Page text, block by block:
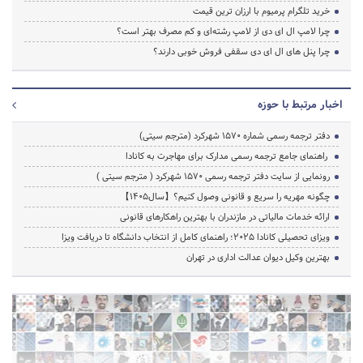
خرید تلگرام پرمیوم با ارزان ترین قیمت
چرا لامپ ال ای دی از لامپ رشته‌ای و کم مصرف بهتر است؟
چرا پنل های ال ای دی سقفی فروش خوبی دارند؟
اخبار مرتبط با حوزه
دفتر ترجمه رسمی شماره ۱۵۷۰ شهرکرد (مترجم سیتی)
راهنمای جامع ترجمه رسمی مدارک برای مهاجرت به کانادا
رونمایی از سایت دفتر ترجمه رسمی 1570 شهرکرد ( مترجم سیتی )
چگونه مهریه را سریع و قانونی وصول کنیم؟【سال1405】
ارائه خدمات مالیاتی در مازندران با بهترین راهکارهای قانونی
ویزای تحصیلی کانادا ۲۰۲۵؛ راهنمای کامل از انتخاب دانشگاه تا دریافت ویزا
بهترین وکیل دیوان عدالت اداری در تهران